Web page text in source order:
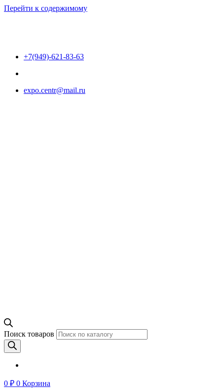
Перейти к содержимому
+7(949)-621-83-63
expo.centr@mail.ru
Поиск товаров
0 ₽ 0 Корзина